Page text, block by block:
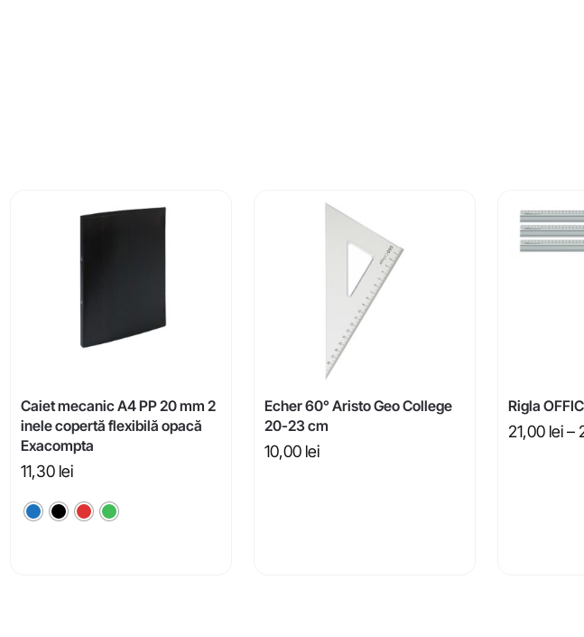
Caiet mecanic A4 PP 20 mm 2
inele copertă flexibilă opacă
Exacompta
11,30 lei
Echer 60° Aristo Geo College
20-23 cm
10,00 lei
Rigla
21,00 lei–